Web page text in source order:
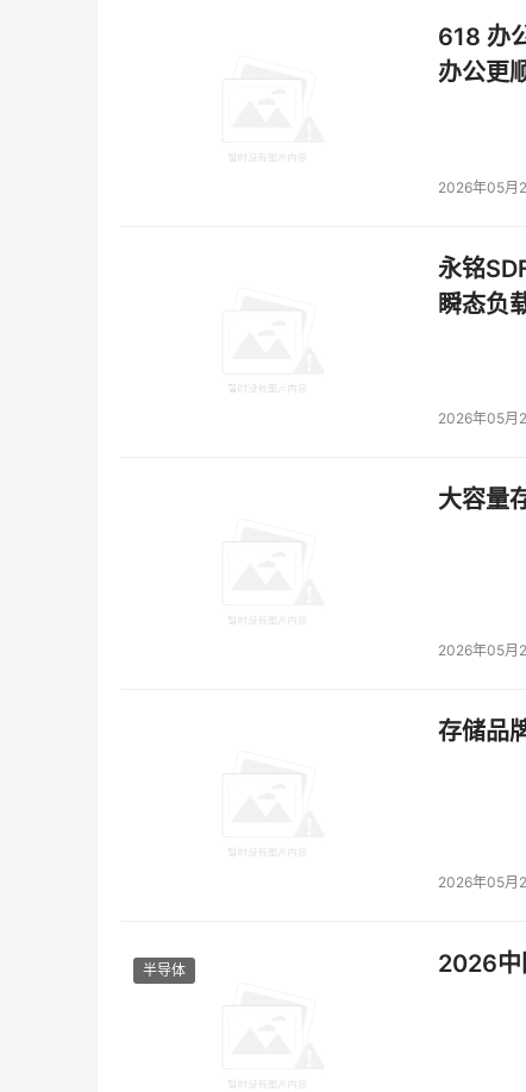
618 办
办公更
2026年05月
永铭
瞬态负
2026年05月
大容量
2026年05月
存储品
2026年05月
半导体 2026中